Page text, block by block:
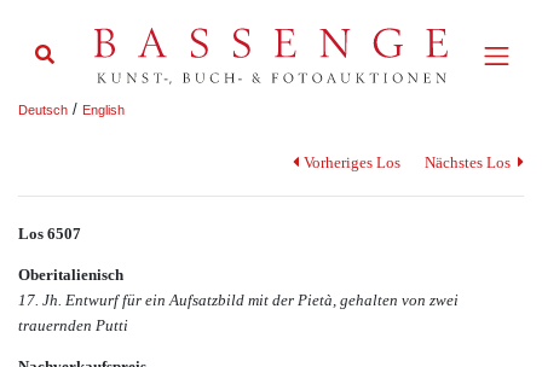
Deutsch / English
Vorheriges Los Nächstes Los
Los 6507
Oberitalienisch
17. Jh. Entwurf für ein Aufsatzbild mit der Pietà, gehalten von zwei
trauernden Putti